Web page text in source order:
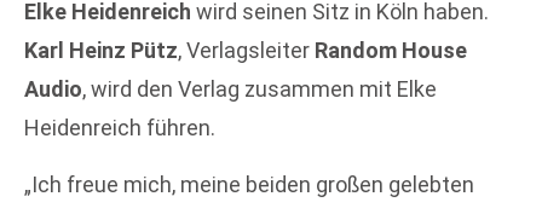
Elke Heidenreich wird seinen Sitz in Köln haben.
Karl Heinz Pütz, Verlagsleiter Random House
Audio, wird den Verlag zusammen mit Elke
Heidenreich führen.
„Ich freue mich, meine beiden großen gelebten